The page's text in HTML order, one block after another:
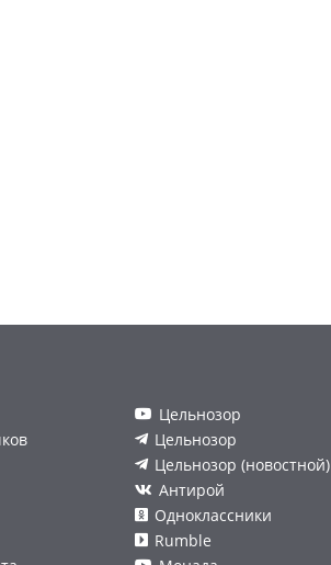
Цельнозор
Цельнозор
Цельнозор (новостной)
Антирой
Одноклассники
Rumble